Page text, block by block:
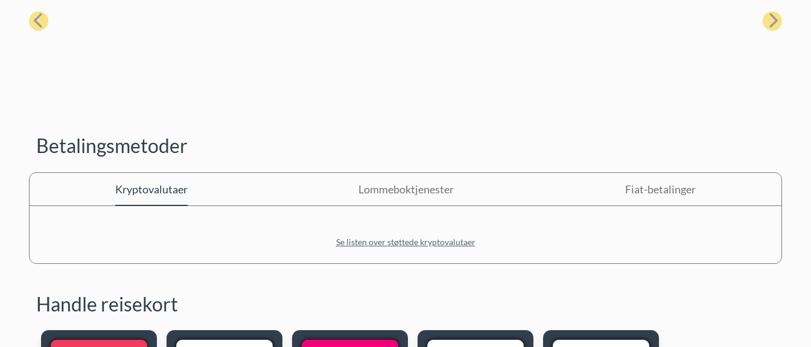
Forrige Neste
Betalingsmetoder
Kryptovalutaer Lommeboktjenester Fiat-betalinger
Se listen over støttede kryptovalutaer
Handle reisekort